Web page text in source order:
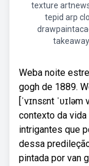
texture
tepid arp
Weba noite
gogh de 1889.
[ˈvɪnsɛnt
contexto da
intrigantes que
dessa
pintada por van